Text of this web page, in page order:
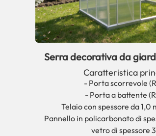
Serra decorativa da
serie RC86
Caratteristica
- Porta scorrevole
- Porta a battente
Telaio con spessore da 1,0
Pannello in policarbonato di
vetro di spessore